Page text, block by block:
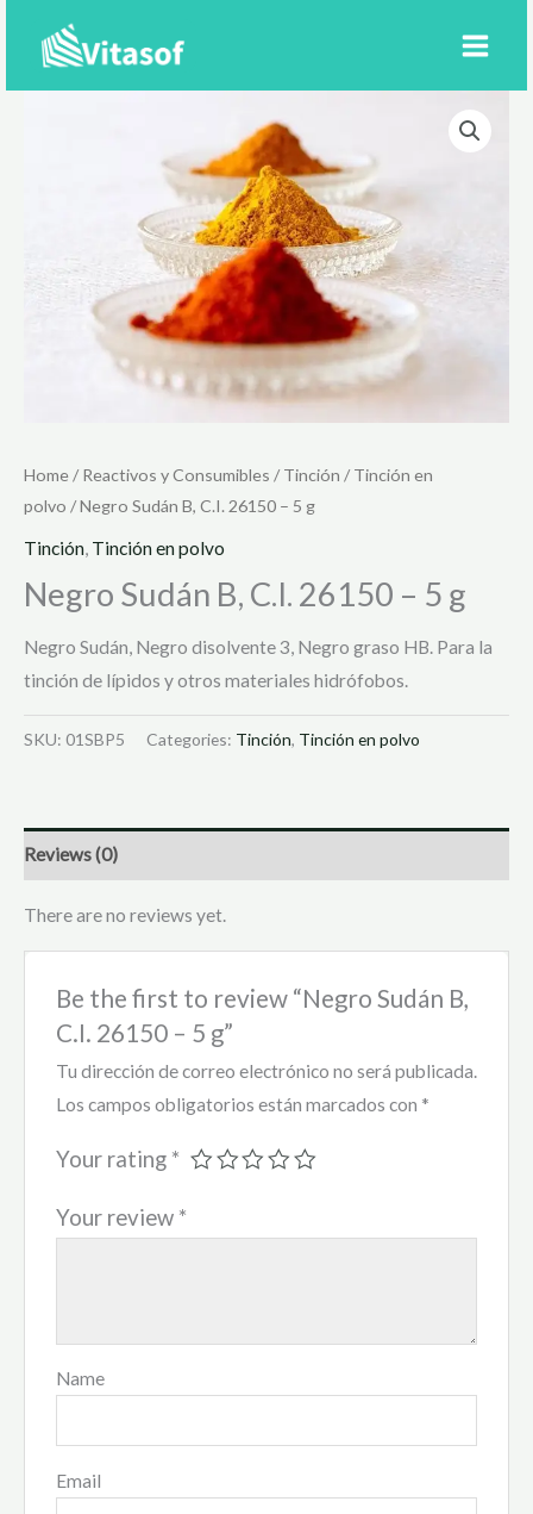
Home/Reactivos y Consumibles /Tinción /Tinción en
polvo / Negro Sudán B, C.I. 26150 – 5 g
Tinción Tinción en polvo
Negro Sudán B, C.I. 26150 – 5 g
Negro Sudán, Negro disolvente 3, Negro graso HB. Para la
tinción de lípidos y otros materiales hidrófobos.
SKU: 01SBP5 Categories: Tinción, Tinción en polvo
Reviews (0)
There are no reviews yet.
Be the first to review “Negro Sudán B,
C.I. 26150 – 5 g”
Tu dirección de correo electrónico no será publicada.
Los campos obligatorios están marcados con *
Your rating *
Your review *
Name
Email